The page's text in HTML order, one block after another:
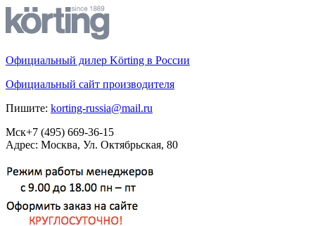
Официальный дилер Körting в России
Официальный сайт производителя
Пишите: korting-russia@mail.ru
Мск+7 (495) 669-36-15
Адрес: Москва, Ул. Октябрьская, 80